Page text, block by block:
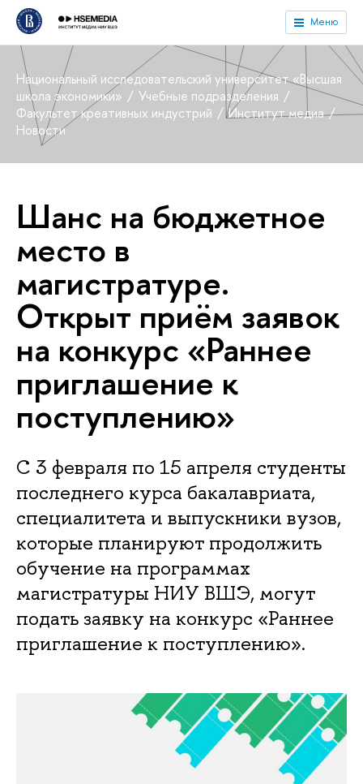
Меню
Национальный исследовательский университет «Высшая
школа экономики»
Учебные подразделения
Факультет креативных индустрий
Институт медиа
Новости
Шанс на бюджетное
место в
магистратуре.
Открыт приём заявок
на конкурс «Раннее
приглашение к
поступлению»
С 3 февраля по 15 апреля студенты
последнего курса бакалавриата,
специалитета и выпускники вузов,
которые планируют продолжить
обучение на программах
магистратуры НИУ ВШЭ, могут
подать заявку на конкурс «Раннее
приглашение к поступлению».